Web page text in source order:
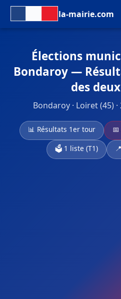
la-mairie.com
Élections
Bondaroy —
des
Bondaroy · Loiret (45)
📊 Résultats 1er tour
🗳️ 1 liste (T1)